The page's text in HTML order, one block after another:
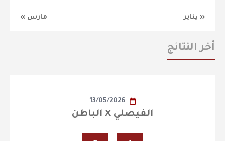
« يناير مارس »
أخر النتائج
13/05/2026
الفيصلي X الباطن